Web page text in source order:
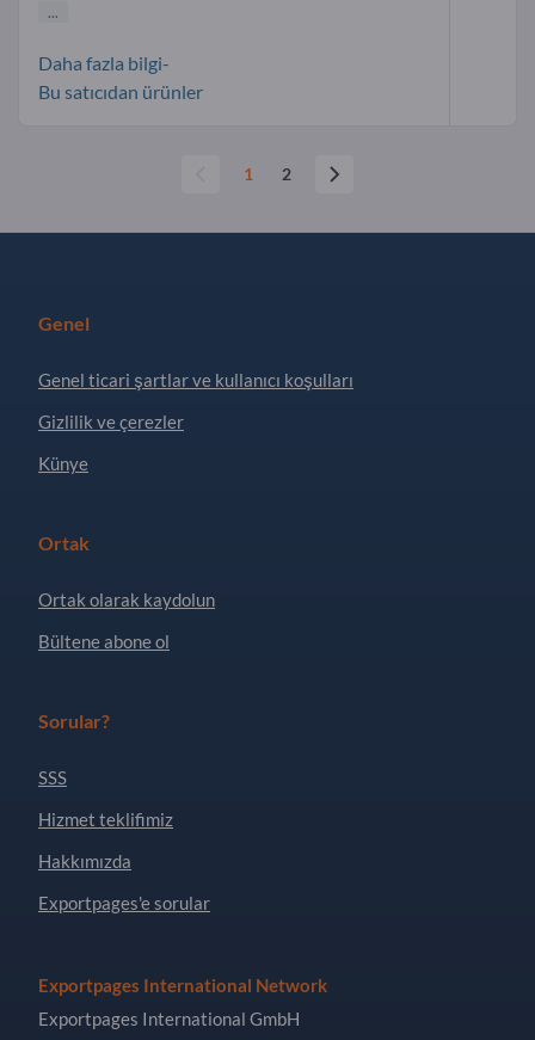
...
Daha fazla bilgi-
Bu satıcıdan ürünler
1 2
Genel
Genel ticari şartlar ve kullanıcı koşulları
Gizlilik ve çerezler
Künye
Ortak
Ortak olarak kaydolun
Bültene abone ol
Sorular?
SSS
Hizmet teklifimiz
Hakkımızda
Exportpages'e sorular
Exportpages International Network
Exportpages International GmbH